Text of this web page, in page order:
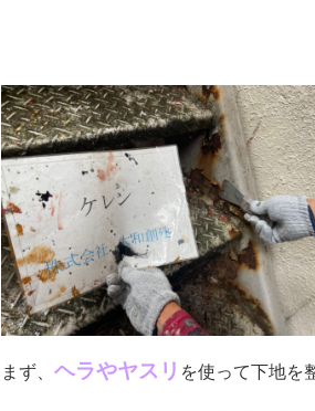
まず、 ヘラやヤスリ を使って下地を